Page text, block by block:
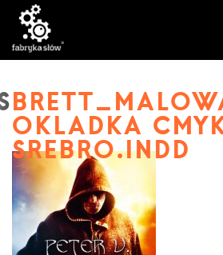
OKLADKA
SREBRO.INDD